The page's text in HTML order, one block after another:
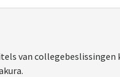
van collegebeslissingen